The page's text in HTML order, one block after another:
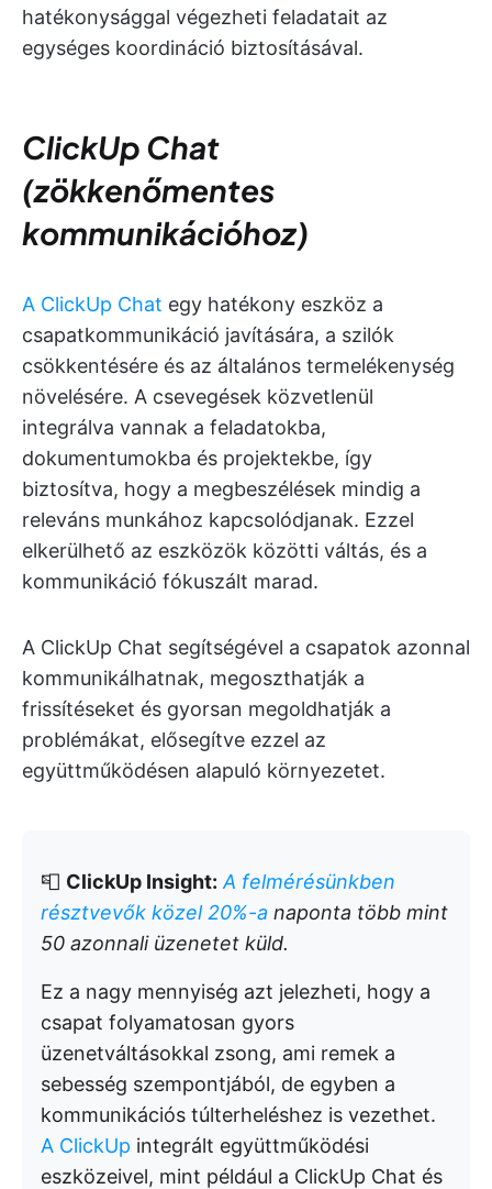
hatékonysággal végezheti feladatait az
egységes koordináció biztosításával.
ClickUp Chat
(zökkenőmentes
kommunikációhoz)
A ClickUp Chat egy hatékony eszköz a
csapatkommunikáció javítására, a szilók
csökkentésére és az általános termelékenység
növelésére. A csevegések közvetlenül
integrálva vannak a feladatokba,
dokumentumokba és projektekbe, így
biztosítva, hogy a megbeszélések mindig a
releváns munkához kapcsolódjanak. Ezzel
elkerülhető az eszközök közötti váltás, és a
kommunikáció fókuszált marad.
A ClickUp Chat segítségével a csapatok azonnal
kommunikálhatnak, megoszthatják a
frissítéseket és gyorsan megoldhatják a
problémákat, elősegítve ezzel az
együttműködésen alapuló környezetet.
📮 ClickUp Insight: A felmérésünkben
résztvevők közel 20%-a naponta több mint
50 azonnali üzenetet küld.
Ez a nagy mennyiség azt jelezheti, hogy a
csapat folyamatosan gyors
üzenetváltásokkal zsong, ami remek a
sebesség szempontjából, de egyben a
kommunikációs túlterheléshez is vezethet.
A ClickUp integrált együttműködési
eszközeivel, mint például a ClickUp Chat és